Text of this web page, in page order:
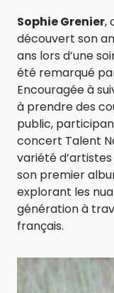
Sophie Grenier,
découvert son
ans lors d’une
été remarqué
Encouragée à
à prendre des
public,
concert Talent
variété
son premier
explorant les
génération à
français.